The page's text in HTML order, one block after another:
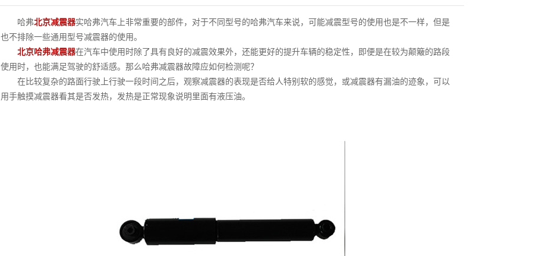
哈弗北京减震器实哈弗汽车上非常重要的部件，对于不同型号的哈弗汽车来说，可能减震型号的使用也是不一样，但是
也不排除一些通用型号减震器的使用。
北京哈弗减震器在汽车中使用时除了具有良好的减震效果外，还能更好的提升车辆的稳定性，即便是在较为颠簸的路段
使用时，也能满足驾驶的舒适感。那么哈弗减震器故障应如何检测呢？
在比较复杂的路面行驶上行驶一段时间之后，观察减震器的表现是否给人特别软的感觉，或减震器有漏油的迹象，可以
用手触摸减震器看其是否发热，发热是正常现象说明里面有液压油。